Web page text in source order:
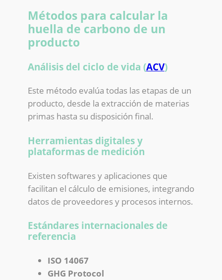
Métodos para calcular la
huella de carbono de un
producto
Análisis del ciclo de vida (ACV)
Este método evalúa todas las etapas de un
producto, desde la extracción de materias
primas hasta su disposición final.
Herramientas digitales y
plataformas de medición
Existen softwares y aplicaciones que
facilitan el cálculo de emisiones, integrando
datos de proveedores y procesos internos.
Estándares internacionales de
referencia
ISO 14067
GHG Protocol